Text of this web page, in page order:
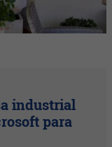
industrial
para